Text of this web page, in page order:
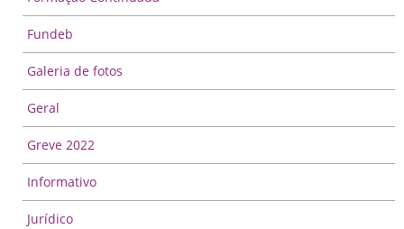
Fundeb
Galeria de fotos
Geral
Greve 2022
Informativo
Jurídico